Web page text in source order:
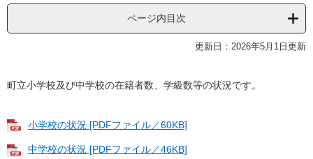
ページ内目次
更新日：2026年5月1日更新
町立小学校及び中学校の在籍者数、学級数等の状況です。
小学校の状況 [PDFファイル／60KB]
中学校の状況 [PDFファイル／46KB]